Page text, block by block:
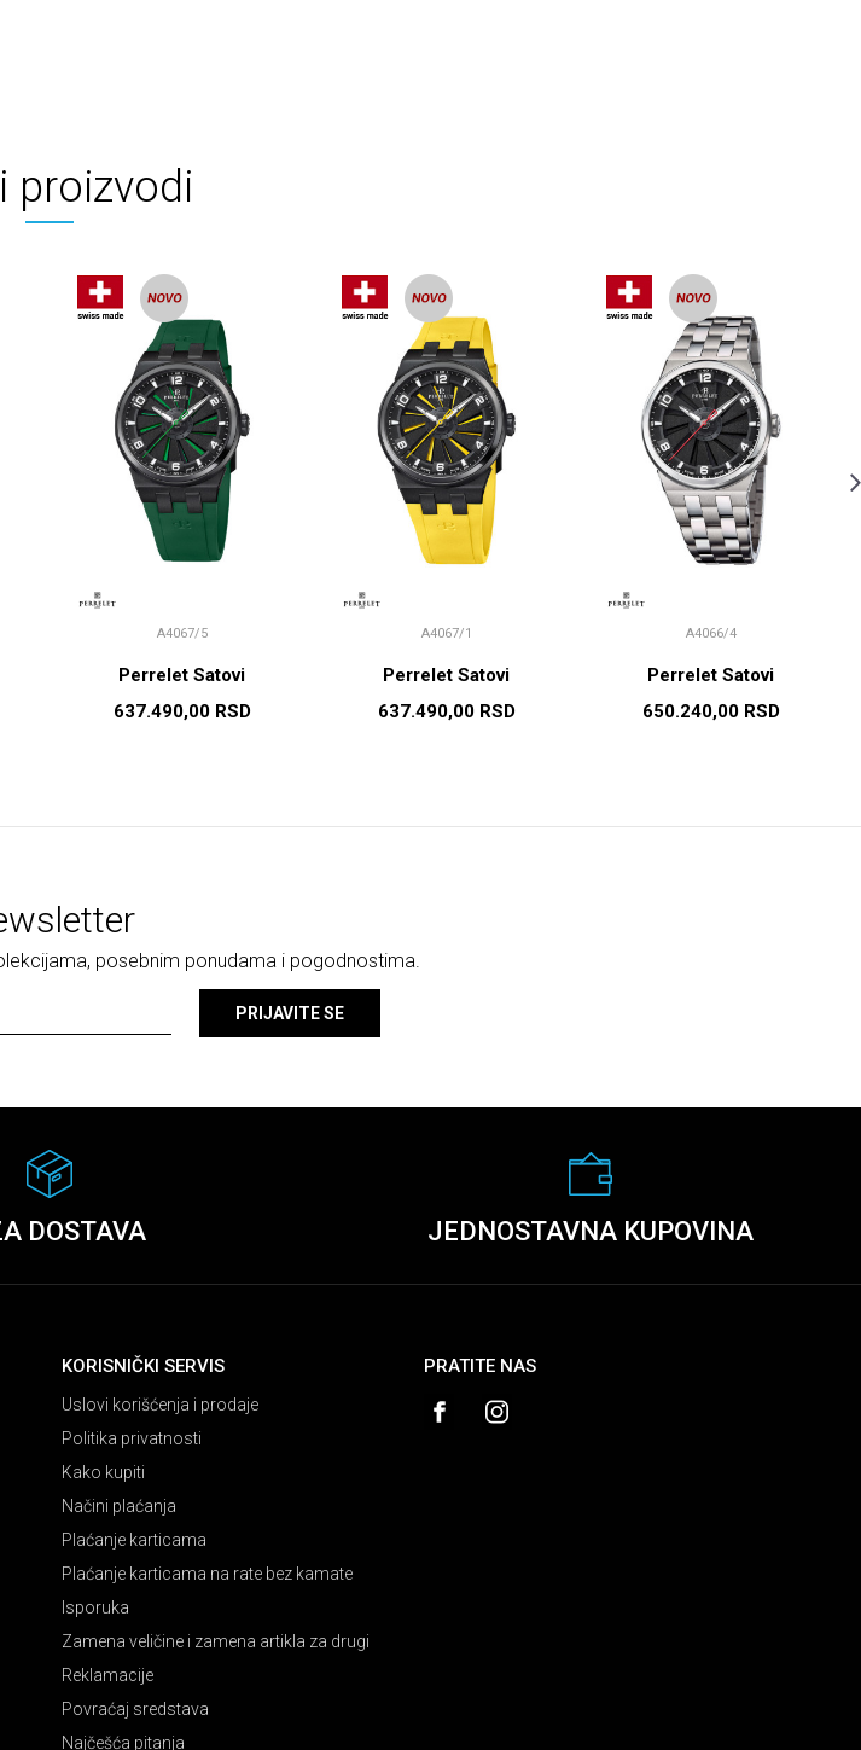
proizvodi
A4067/5
Perrelet Satovi
637.490,00 RSD
A4067/1
Perrelet Satovi
637.490,00 RSD
A4066/4
Perrelet Satovi
650.240,00 RSD
posebnim ponudama i pogodnostima.
PRIJAVITE SE
DOSTAVA JEDNOSTAVNA KUPOVINA
KORISNIČKI SERVIS
Uslovi korišćenja i prodaje
Politika privatnosti
Kako kupiti
Načini plaćanja
Plaćanje karticama
Plaćanje karticama na rate bez kamate
Isporuka
Zamena veličine i zamena artikla za drugi
Reklamacije
Povraćaj sredstava
Najčešća pitanja
PRATITE NAS